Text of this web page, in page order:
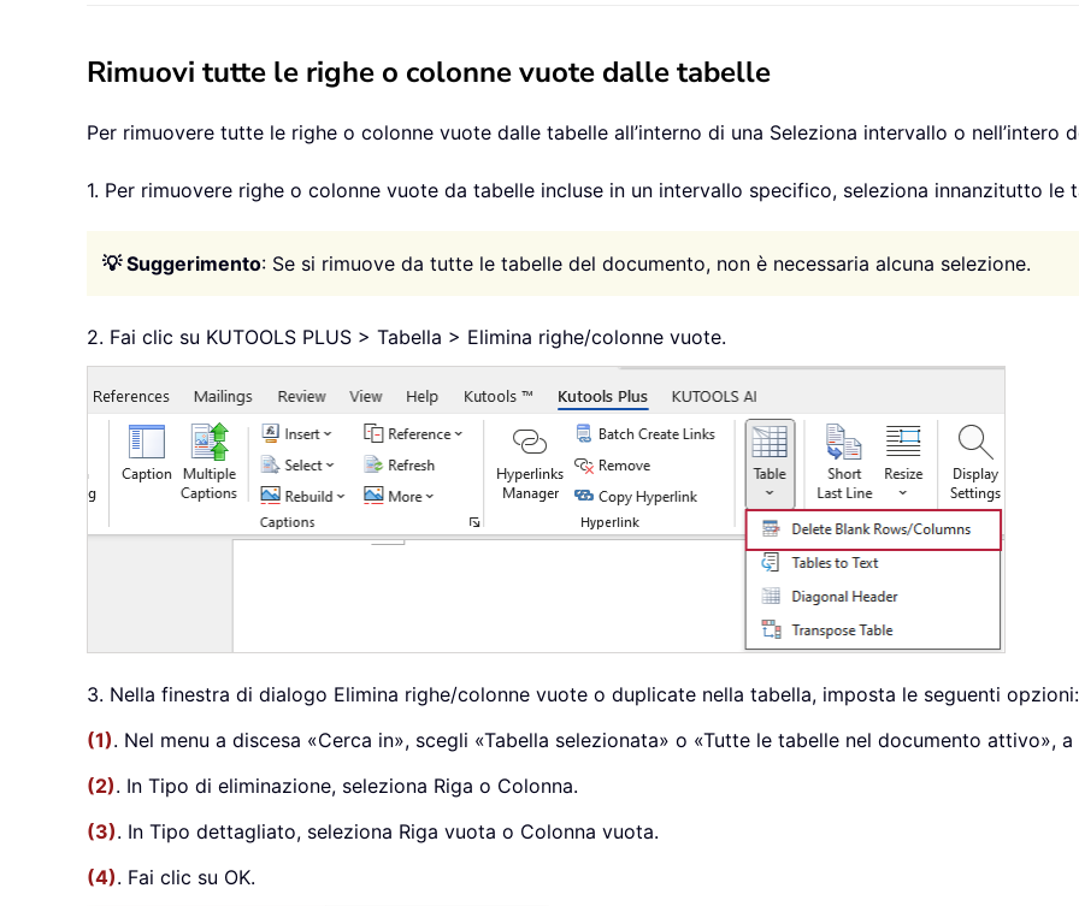
Rimuovi tutte le righe o colonne vuote dalle tabelle
Per rimuovere tutte le righe o colonne vuote dalle tabelle all’interno di una Seleziona intervallo o nell’intero
1. Per rimuovere righe o colonne vuote da tabelle incluse in un intervallo specifico, seleziona innanzitutto le
💡 Suggerimento: Se si rimuove da tutte le tabelle del documento, non è necessaria alcuna selezione.
2. Fai clic su KUTOOLS PLUS > Tabella > Elimina righe/colonne vuote.
3. Nella finestra di dialogo Elimina righe/colonne vuote o duplicate nella tabella, imposta le seguenti opzioni:
(1). Nel menu a discesa «Cerca in», scegli «Tabella selezionata» o «Tutte le tabelle nel documento attivo»,
(2). In Tipo di eliminazione, seleziona Riga o Colonna.
(3). In Tipo dettagliato, seleziona Riga vuota o Colonna vuota.
(4). Fai clic su OK.